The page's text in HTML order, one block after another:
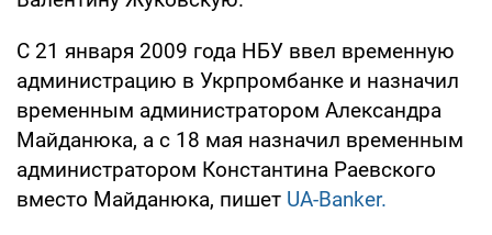
С 21 января 2009 года НБУ ввел временную
администрацию в Укрпромбанке и назначил
временным администратором Александра
Майданюка, а с 18 мая назначил временным
администратором Константина Раевского
вместо Майданюка, пишет UA-Banker.